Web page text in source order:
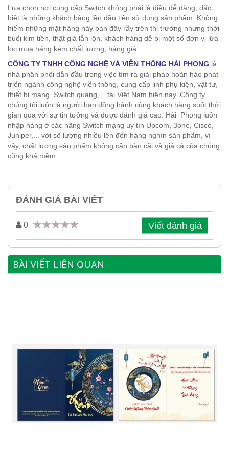
Lựa chọn nơi cung cấp Switch không phải là điều dễ dàng, đặc
biệt là những khách hàng lần đầu tiên sử dụng sản phẩm. Không
hiếm những mặt hàng này bán đầy rẫy trên thị trường nhưng thời
buổi kim tiền, thật giả lẫn lộn, khách hàng dễ bị một số đơn vị lừa
lọc mua hàng kém chất lượng, hàng giả.
CÔNG TY TNHH CÔNG NGHỆ VÀ VIỄN THÔNG HẢI PHONG là
nhà phân phối dẫn đầu trong việc tìm ra giải pháp hoàn hảo phát
triển ngành công nghệ viễn thông, cung cấp linh phụ kiện, vật tư,
thiết bị mạng, Switch quang,... tại Việt Nam hiện nay. Công ty
chúng tôi luôn là người bạn đồng hành cùng khách hàng suốt thời
gian qua với sự tin tưởng và được đánh giá cao. Hải Phong luôn
nhập hàng ở các hãng Switch mạng uy tín Upcom, 3one, Cisco,
Juniper,... với số lượng nhiều lên đến hàng nghìn sản phẩm, vì
vậy, chất lượng sản phẩm không cần bàn cãi và giá cả của chúng
cũng khá mềm.
ĐÁNH GIÁ BÀI VIẾT
0 Viết đánh giá
BÀI VIẾT LIÊN QUAN